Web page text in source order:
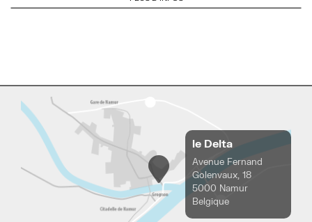
le Delta
Avenue Fernand
Golenvaux, 18
5000 Namur
Belgique